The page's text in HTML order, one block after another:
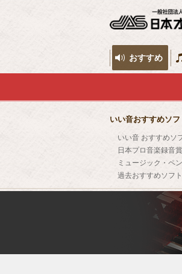
おすすめ
いい音おすすめソフ
いい音 おすすめソ
日本プロ音楽録音賞
ミュージック・ペ
過去おすすめソフト